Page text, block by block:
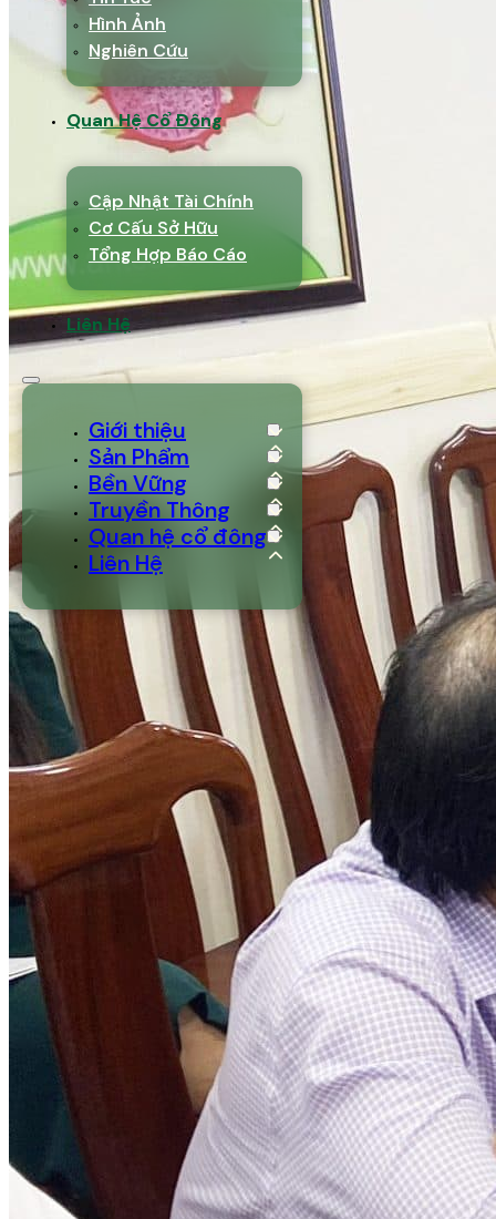
Hình Ảnh
Nghiên Cứu
Quan Hệ Cổ Đông
Cập Nhật Tài Chính
Cơ Cấu Sở Hữu
Tổng Hợp Báo Cáo
Liên Hệ
Giới thiệu
Sản Phẩm
Bền Vững
Truyền Thông
Quan hệ cổ đông
Liên Hệ